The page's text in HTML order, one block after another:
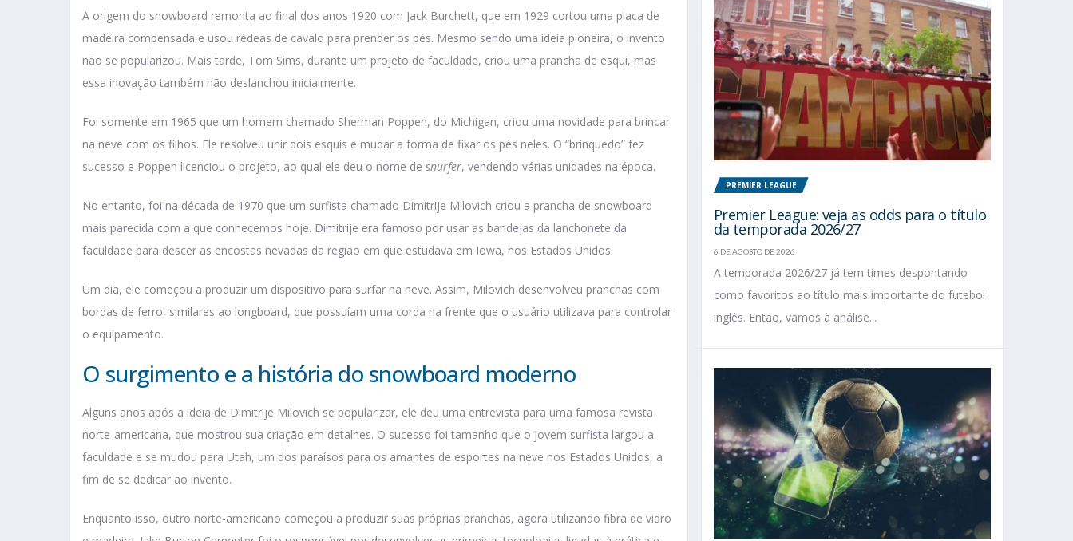
A origem do snowboard remonta ao final dos anos 1920 com Jack Burchett, que em 1929 cortou uma placa de
madeira compensada e usou rédeas de cavalo para prender os pés. Mesmo sendo uma ideia pioneira, o invento
não se popularizou. Mais tarde, Tom Sims, durante um projeto de faculdade, criou uma prancha de esqui, mas
essa inovação também não deslanchou inicialmente.
Foi somente em 1965 que um homem chamado Sherman Poppen, do Michigan, criou uma novidade para brincar
na neve com os filhos. Ele resolveu unir dois esquis e mudar a forma de fixar os pés neles. O “brinquedo” fez
sucesso e Poppen licenciou o projeto, ao qual ele deu o nome de snurfer, vendendo várias unidades na época.
No entanto, foi na década de 1970 que um surfista chamado Dimitrije Milovich criou a prancha de snowboard
mais parecida com a que conhecemos hoje. Dimitrije era famoso por usar as bandejas da lanchonete da
faculdade para descer as encostas nevadas da região em que estudava em Iowa, nos Estados Unidos.
Um dia, ele começou a produzir um dispositivo para surfar na neve. Assim, Milovich desenvolveu pranchas com
bordas de ferro, similares ao longboard, que possuíam uma corda na frente que o usuário utilizava para controlar
o equipamento.
O surgimento e a história do snowboard moderno
Alguns anos após a ideia de Dimitrije Milovich se popularizar, ele deu uma entrevista para uma famosa revista
norte-americana, que mostrou sua criação em detalhes. O sucesso foi tamanho que o jovem surfista largou a
faculdade e se mudou para Utah, um dos paraísos para os amantes de esportes na neve nos Estados Unidos, a
fim de se dedicar ao invento.
Enquanto isso, outro norte-americano começou a produzir suas próprias pranchas, agora utilizando fibra de vidro
PREMIER LEAGUE
Premier League: veja as odds para o título
da temporada 2026/27
6 DE AGOSTO DE 2026
A temporada 2026/27 já tem times despontando
como favoritos ao título mais importante do futebol
inglês. Então, vamos à análise...